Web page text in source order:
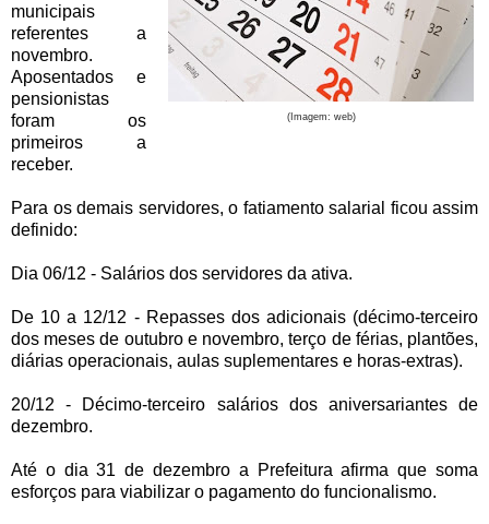
(Imagem: web)
municipais
referentes a
novembro.
Aposentados e
pensionistas
foram os
primeiros a
receber.
Para os demais servidores, o fatiamento salarial ficou assim
definido:
Dia 06/12 - Salários dos servidores da ativa.
De 10 a 12/12 - Repasses dos adicionais (décimo-terceiro
dos meses de outubro e novembro, terço de férias, plantões,
diárias operacionais, aulas suplementares e horas-extras).
20/12 - Décimo-terceiro salários dos aniversariantes de
dezembro.
Até o dia 31 de dezembro a Prefeitura afirma que soma
esforços para viabilizar o pagamento do funcionalismo.